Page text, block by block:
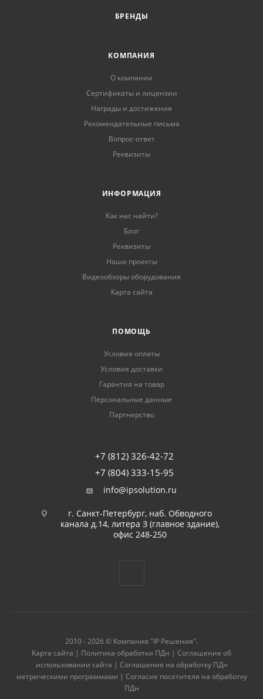
БРЕНДЫ
КОМПАНИЯ
О компании
Сертификаты и лицензии
Награды и достижения
Рекомендательные письма
Вопрос-ответ
Реквизиты
ИНФОРМАЦИЯ
Как нас найти?
Блог
Реквизиты
Наши проекты
Видеообзоры оборудования
Карта сайта
ПОМОЩЬ
Условия оплаты
Условия доставки
Гарантия на товар
Персональные данные
Партнерство
+7 (812) 326-42-72
+7 (804) 333-15-95
info@ipsolution.ru
г. Санкт-Петербург, наб. Обводного
канала д.14, литера З (главное здание),
офис 248-250
2010 - 2026 © Компания "IP Решения".
Карта сайта | Политика обработки ПДн | Соглашение об
использовании сайта | Соглашение на обработку ПДн
метрическими программами | Согласие посетителя на обработку
ПДн